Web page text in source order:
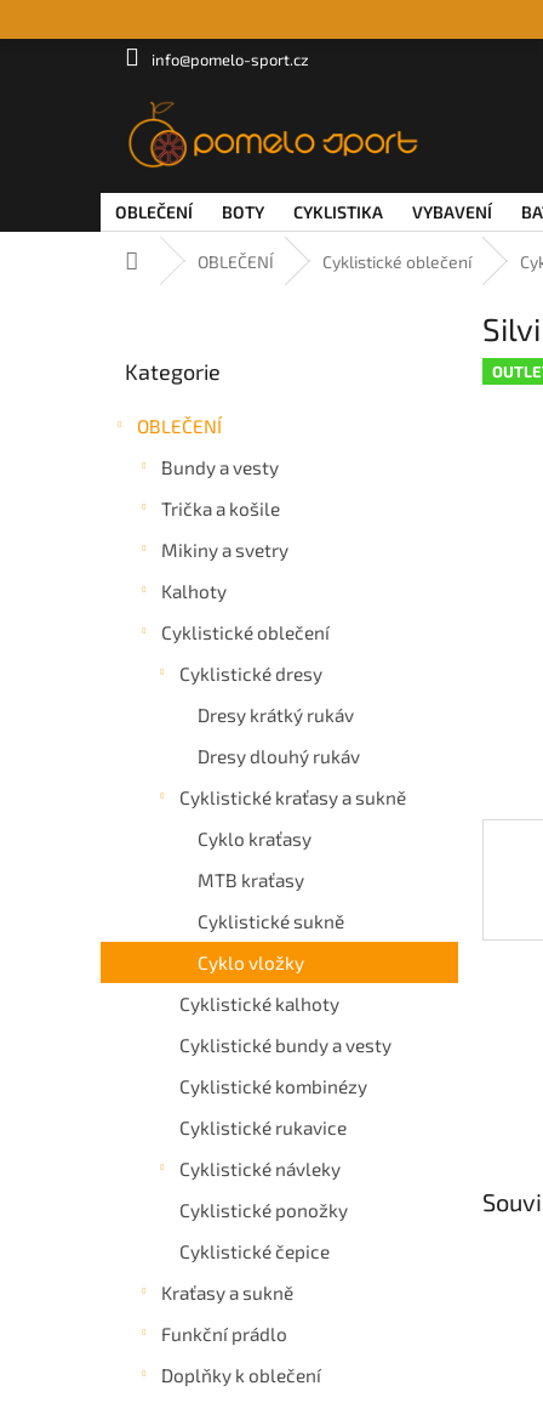
info@pomelo-sport.cz
OBLEČENÍ BOTY CYKLISTIKA VYBAVENÍ
Domů OBLEČENÍ Cyklistické oblečení
kategorie
Kategorie
OBLEČENÍ
Bundy a vesty
Trička a košile
Mikiny a svetry
Kalhoty
Cyklistické oblečení
Cyklistické dresy
Dresy krátký rukáv
Dresy dlouhý rukáv
Cyklistické kraťasy a sukně
Cyklo kraťasy
MTB kraťasy
Cyklistické sukně
Cyklo vložky
Cyklistické kalhoty
Cyklistické bundy a vesty
Cyklistické kombinézy
Cyklistické rukavice
Cyklistické návleky
Cyklistické ponožky
Cyklistické čepice
Kraťasy a sukně
Funkční prádlo
Doplňky k oblečení